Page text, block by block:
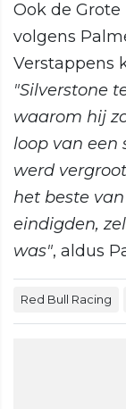
Ook de
volgens
Verstappens
"Silverstone
waarom hij
loop van een
werd
het beste
eindigden,
was", aldus
Red Bull Racing